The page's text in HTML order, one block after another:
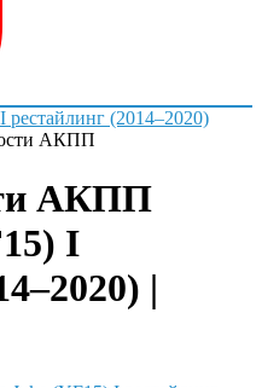
рестайлинг (2014–2020)
АКПП
АКПП
I
|